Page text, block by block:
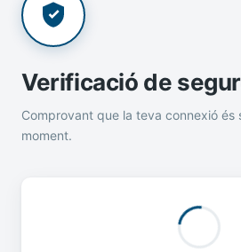
Verificació de
Comprovant que la teva connexió és
moment.